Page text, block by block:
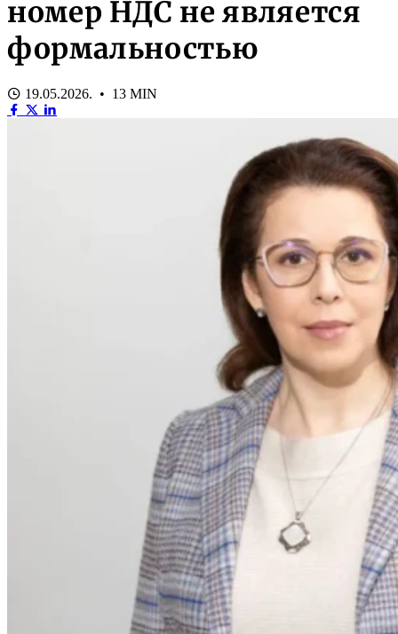
номер НДС не является
формальностью
19.05.2026. • 13 MIN